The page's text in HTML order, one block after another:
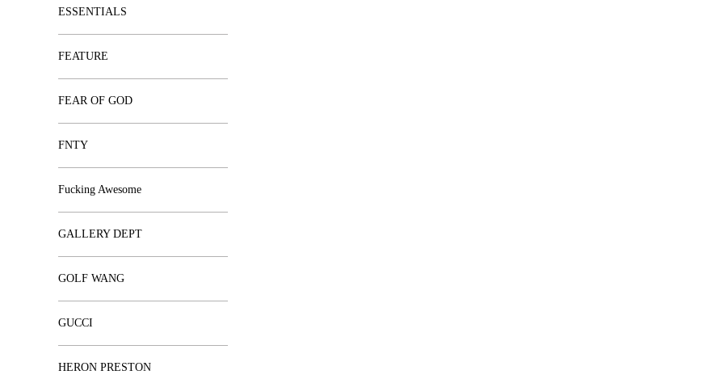
ESSENTIALS
FEATURE
FEAR OF GOD
FNTY
Fucking Awesome
GALLERY DEPT
GOLF WANG
GUCCI
HERON PRESTON